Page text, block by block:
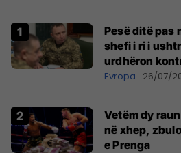
Pesë ditë pas
shefi i ri i
urdhëron
Evropa 26/07/
Vetëm dy
në xhep,
e Prenga